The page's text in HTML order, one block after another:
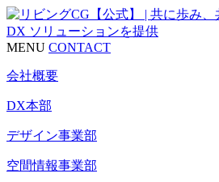
MENU CONTACT
会社概要
DX本部
デザイン事業部
空間情報事業部